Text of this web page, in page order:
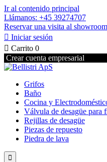
Ir al contenido principal
Llámanos: +45 39274707
Reservar una visita al showroom
 Iniciar sesión
 Carrito 0
Crear cuenta empresarial
Grifos
Baño
Cocina y
Válvula de desagüe para
Rejillas de desagüe
Piezas de repuesto
Piedra de lava
